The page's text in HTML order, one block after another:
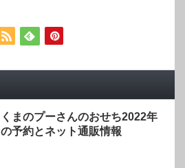
くまのプーさんのおせち2022年
の予約とネット通販情報